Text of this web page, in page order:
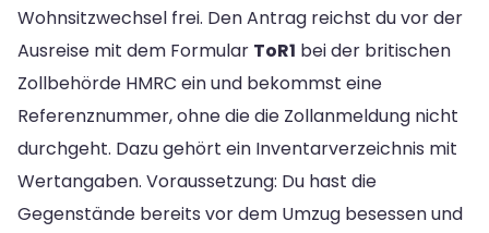
Wohnsitzwechsel frei. Den Antrag reichst du vor der
Ausreise mit dem Formular ToR1 bei der britischen
Zollbehörde HMRC ein und bekommst eine
Referenznummer, ohne die die Zollanmeldung nicht
durchgeht. Dazu gehört ein Inventarverzeichnis mit
Wertangaben. Voraussetzung: Du hast die
Gegenstände bereits vor dem Umzug besessen und